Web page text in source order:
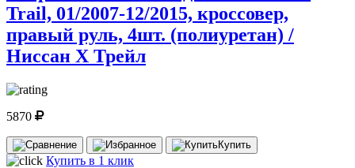
Trail, 01/2007-12/2015, кроссовер,
правый руль, 4шт. (полиуретан) /
Ниссан Х Трейл
5870
Купить
Купить в 1 клик